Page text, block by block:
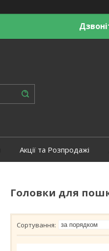
Акції та Розпродажі
Головки для